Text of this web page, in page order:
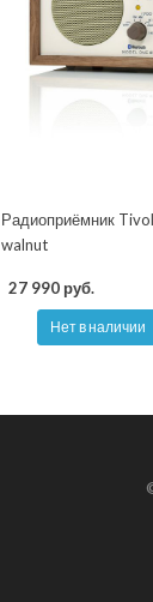
Радиоприёмник
walnut
27 990 руб.
Нет в наличии